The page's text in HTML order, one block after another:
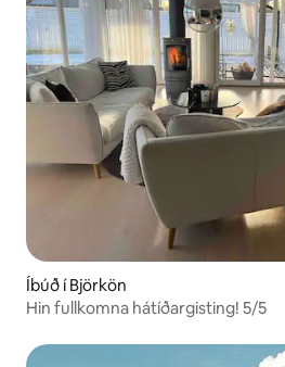
Íbúð í Björkön
Hin fullkomna hátíðargisting! 5/5